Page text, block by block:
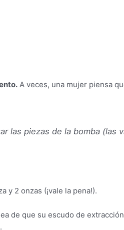
A veces, una mujer piensa
las piezas de la bomba (las
y 2 onzas (¡vale la pena!).
de que su escudo de